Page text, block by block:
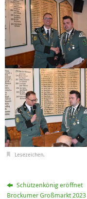
Lesezeichen.
Schützenkönig eröffnet
Brockumer Großmarkt 2023